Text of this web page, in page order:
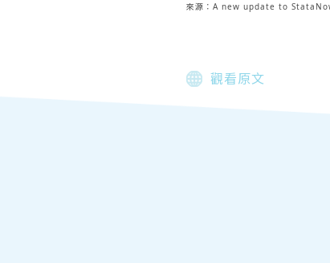
來源：A new update to
觀看原文